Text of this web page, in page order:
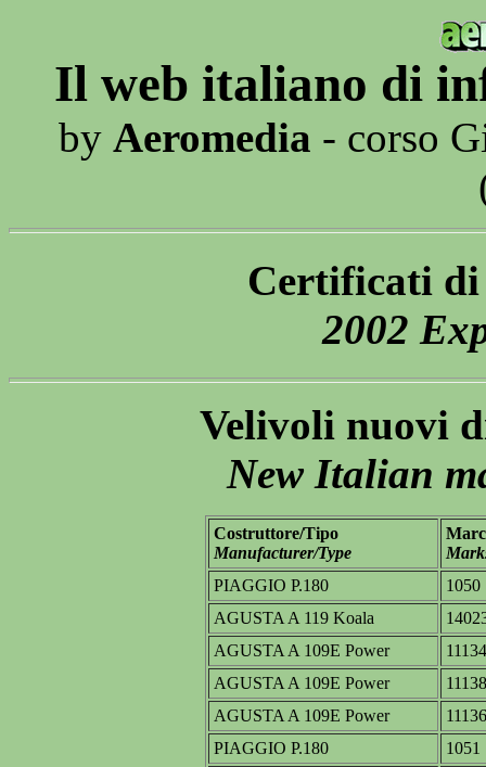
Il web italiano di
by Aeromedia - corso
Certificati di
2002
Velivoli nuovi
New Italian
Costruttore/Tipo
Manufacturer/Type
PIAGGIO P.180
1050
AGUSTA A 119 Koala
AGUSTA A 109E Power
11134
AGUSTA A 109E Power
11138
AGUSTA A 109E Power
11136
PIAGGIO P.180
1051